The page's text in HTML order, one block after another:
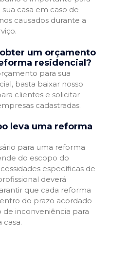
casa em caso de
causados durante a
um orçamento
residencial?
para sua
basta baixar nosso
clientes e solicitar
cadastradas.
leva uma reforma
para uma reforma
do escopo do
específicas de
deverá
que cada reforma
do prazo acordado
inconveniência para
casa.